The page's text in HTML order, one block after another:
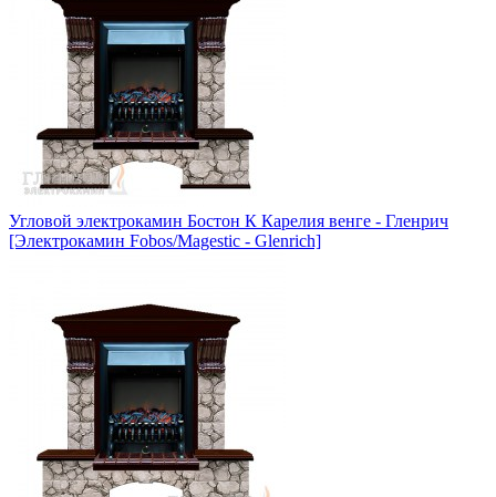
Угловой электрокамин Бостон К Карелия венге - Гленрич
[Электрокамин Fobos/Magestic - Glenrich]